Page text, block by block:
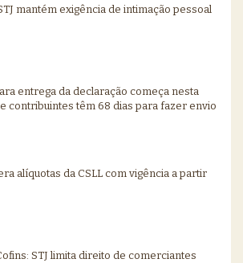
mantém exigência de intimação pessoal
entrega da declaração começa nesta
contribuintes têm 68 dias para fazer envio
alíquotas da CSLL com vigência a partir
STJ limita direito de comerciantes